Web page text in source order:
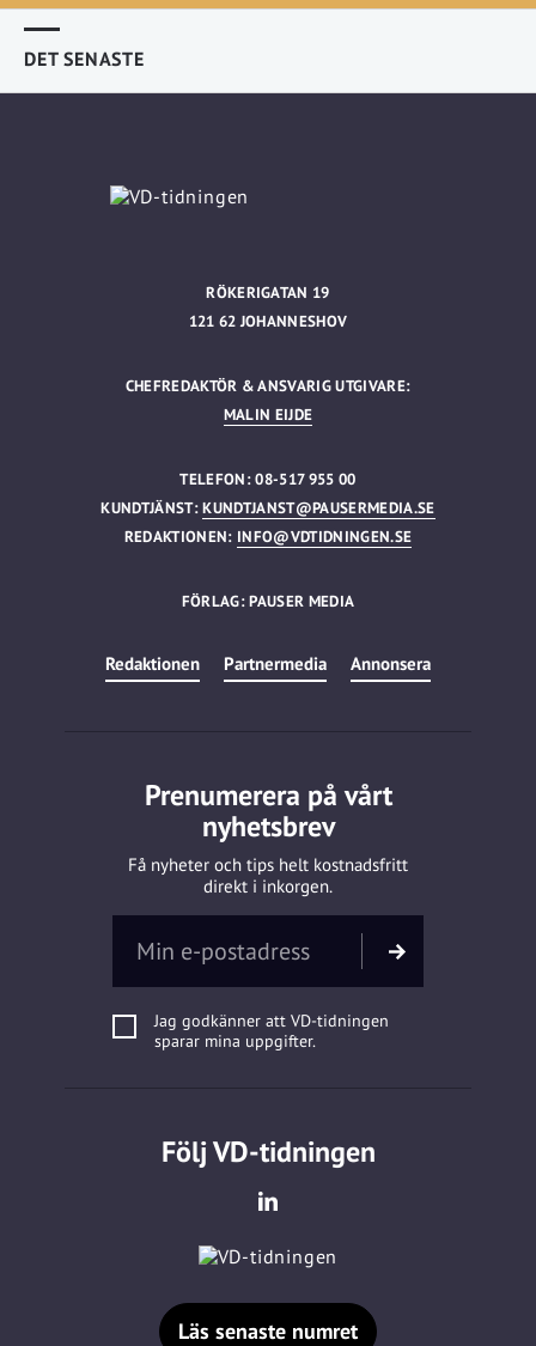
DET SENASTE
RÖKERIGATAN 19
121 62 JOHANNESHOV
CHEFREDAKTÖR & ANSVARIG UTGIVARE:
MALIN EIJDE
TELEFON: 08-517 955 00
KUNDTJÄNST:KUNDTJANST@PAUSERMEDIA.SE
REDAKTIONEN: INFO@VDTIDNINGEN.SE
FÖRLAG: PAUSER MEDIA
Redaktionen Partnermedia Annonsera
Prenumerera på vårt
nyhetsbrev
Få nyheter och tips helt kostnadsfritt
direkt i inkorgen.
Jag godkänner att VD-tidningen
sparar mina uppgifter.
Följ VD-tidningen
Läs senaste numret